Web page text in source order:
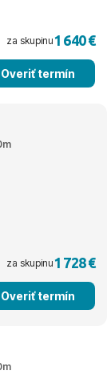
za skupinu1 640 €
Overiť termín
za skupinu1 728 €
Overiť termín